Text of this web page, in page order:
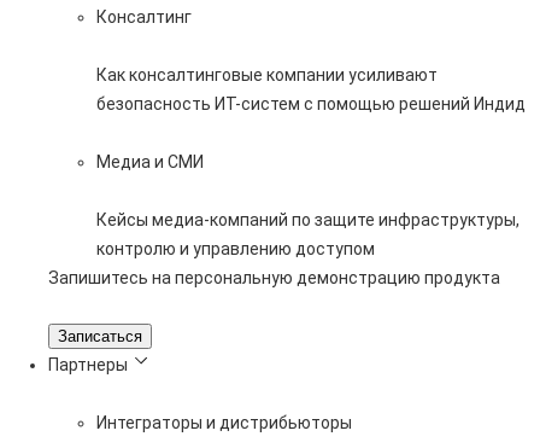
Консалтинг
Как консалтинговые компании усиливают
безопасность ИТ-систем с помощью решений Индид
Медиа и СМИ
Кейсы медиа-компаний по защите инфраструктуры,
контролю и управлению доступом
Запишитесь на персональную демонстрацию продукта
Записаться
Партнеры
Интеграторы и дистрибьюторы